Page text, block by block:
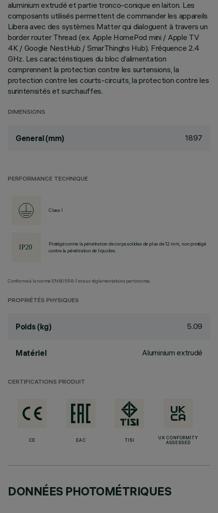
aluminium extrudé et partie tronco-conique en laiton. Les
composants utilisés permettent de commander les appareils
Libera avec des systèmes Matter qui dialoguent à travers un
border router Thread (ex. Apple HomePod mini / Apple TV
4K / Google NestHub / SmarThinghs Hub). Fréquence 2.4
GHz. Les caractéristiques du bloc d’alimentation
comprennent la protection contre les surtensions, la
protection contre les courts-circuits, la protection contre les
surintensités et surchauffes.
DIMENSIONS
General (mm) 1897
PERFORMANCE TECHNIQUE
Class I
Protégé contre la pénétration de corps solides de plus de 12 mm, non protégé
contre la pénétration de liquides.
Conforme à la norme EN60598-1 et aux réglementations pertinentes.
PROPRIÉTÉS PHYSIQUES
Poids (kg) 5.09
Matériel Aluminium extrudé
CERTIFICATIONS PRODUIT
CE EAC TISI
UK CONFORMITY
ASSESSED
DONNÉES PHOTOMÉTRIQUES